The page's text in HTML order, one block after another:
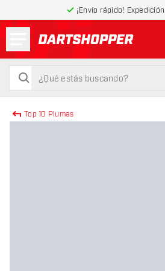
¡Envío rápido!
volver a la página
buscar
buscar
Top 10 Plumas